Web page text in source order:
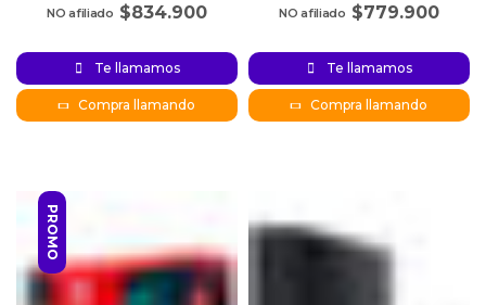
$834.900
Te llamamos
Compra llamando
$779.900
Te llamamos
Compra llamando
PROMO